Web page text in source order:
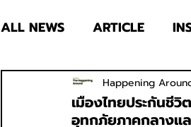
ALL NEWS ARTICLE
ENTERTAINMENT
เมืองไทยประกันชี
อุทกภัยภาคกลางแล
Happening